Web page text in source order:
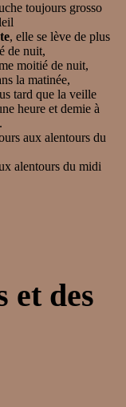
toujours grosso
, elle se lève de plus
de nuit,
moitié de nuit,
la matinée,
tard que la veille
heure et demie à
aux alentours du
alentours du midi
et des